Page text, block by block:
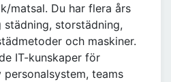
matsal. Du har flera års
storstädning,
och maskiner.
IT-kunskaper för
teams